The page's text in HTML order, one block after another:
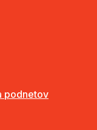
podnetov